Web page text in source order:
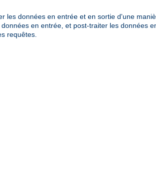
les données en entrée et en sortie d'une
en entrée, et post-traiter les données
requêtes.